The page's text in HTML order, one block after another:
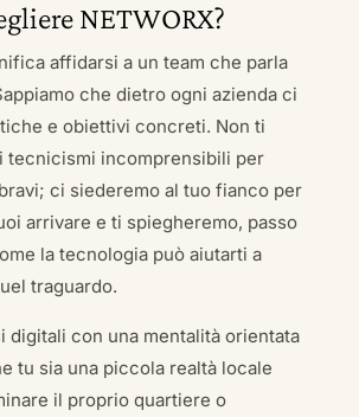
NETWORX?
affidarsi a un team che parla
che dietro ogni azienda ci
e obiettivi concreti. Non ti
tecnicismi incomprensibili per
ci siederemo al tuo fianco per
arrivare e ti spiegheremo, passo
la tecnologia può aiutarti a
traguardo.
digitali con una mentalità orientata
tu sia una piccola realtà locale
il proprio quartiere o